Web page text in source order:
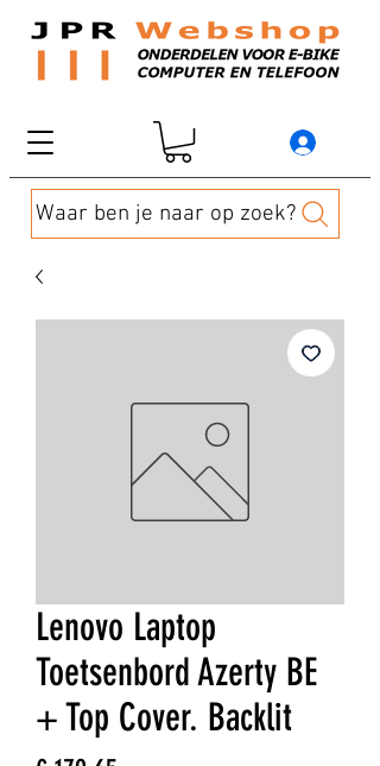
Waar ben je naar op zoek?
Lenovo Laptop
Toetsenbord Azerty BE
+ Top Cover. Backlit